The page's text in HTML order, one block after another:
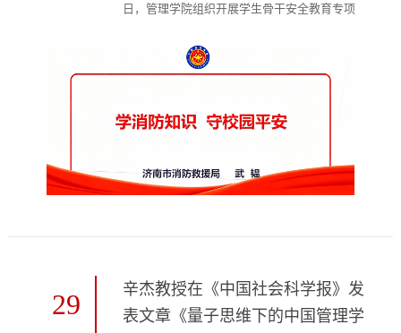
日，管理学院组织开展学生骨干安全教育专项
师、专业技术一级指挥长武韫应邀作专题授
课。学院党委副书记王萌出席并致辞，学工办
及学生骨干参加培训。王萌指出，校园安全是
细...
29
辛杰教授在《中国社会科学报》发
表文章《量子思维下的中国管理学